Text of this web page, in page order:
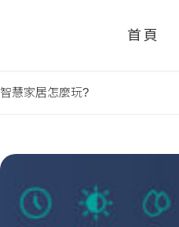
首頁
智慧家居怎麼玩?